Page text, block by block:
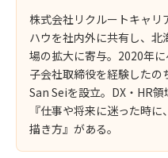
株式会社リクルートキャリ
ハウを社内外に共有し、
場の拡大に寄与。2020年
子会社取締役を経験した
San Seiを設立。DX・HR
『仕事や将来に迷った時
描き方』がある。